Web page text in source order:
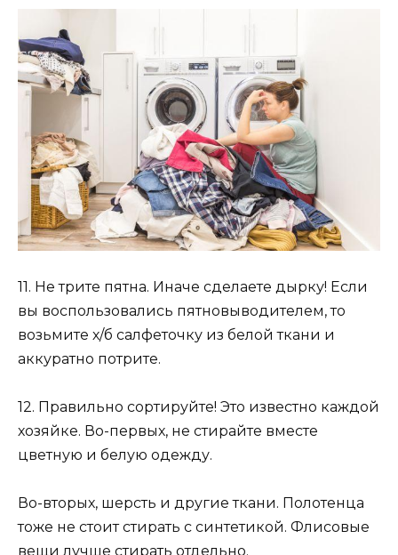
11. Не трите пятна. Иначе сделаете дырку! Если
вы воспользовались пятновыводителем, то
возьмите х/б салфеточку из белой ткани и
аккуратно потрите.
12. Правильно сортируйте! Это известно каждой
хозяйке. Во-первых, не стирайте вместе
цветную и белую одежду.
Во-вторых, шерсть и другие ткани. Полотенца
тоже не стоит стирать с синтетикой. Флисовые
вещи лучше стирать отдельно.